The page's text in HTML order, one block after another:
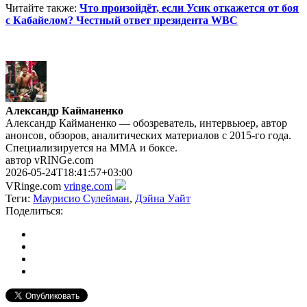
Читайте также: Что произойдёт, если Усик откажется от боя
с Кабайелом? Честный ответ президента WBC
Александр Кайманенко
Александр Кайманенко — обозреватель, интервьюер, автор
анонсов, обзоров, аналитических материалов с 2015-го года.
Специализируется на ММА и боксе.
автор vRINGe.com
2026-05-24T18:41:57+03:00
VRinge.com vringe.com
Теги: Маурисио Сулейман, Дэйна Уайт
Поделиться: